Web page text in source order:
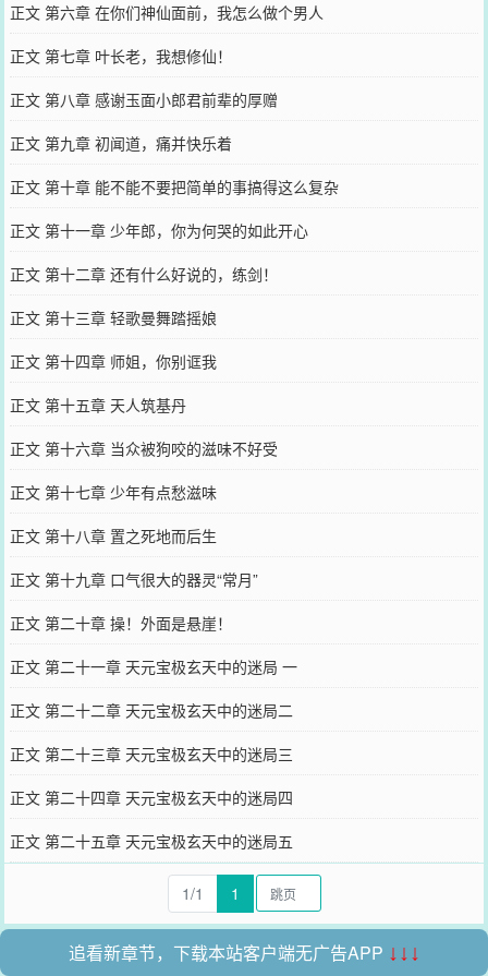
正文 第六章 在你们神仙面前，我怎么做个男人
正文 第七章 叶长老，我想修仙！
正文 第八章 感谢玉面小郎君前辈的厚赠
正文 第九章 初闻道，痛并快乐着
正文 第十章 能不能不要把简单的事搞得这么复杂
正文 第十一章 少年郎，你为何哭的如此开心
正文 第十二章 还有什么好说的，练剑！
正文 第十三章 轻歌曼舞踏摇娘
正文 第十四章 师姐，你别诓我
正文 第十五章 天人筑基丹
正文 第十六章 当众被狗咬的滋味不好受
正文 第十七章 少年有点愁滋味
正文 第十八章 置之死地而后生
正文 第十九章 口气很大的器灵“常月”
正文 第二十章 操！外面是悬崖！
正文 第二十一章 天元宝极玄天中的迷局 一
正文 第二十二章 天元宝极玄天中的迷局二
正文 第二十三章 天元宝极玄天中的迷局三
正文 第二十四章 天元宝极玄天中的迷局四
正文 第二十五章 天元宝极玄天中的迷局五
1/1 1
追看新章节，下载本站客户端无广告APP ↓↓↓